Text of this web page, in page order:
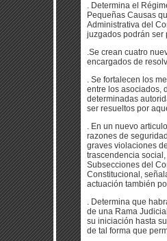
. Determina el
Pequeñas Causas
Administrativa del
juzgados podrán ser
.Se crean cuatro
encargados de
. Se fortalecen los
entre los asociados,
determinadas
ser resueltos por
. En un nuevo
razones de
graves violaciones
trascendencia
Subsecciones del
Constitucional,
actuación también
. Determina que
de una Rama
su iniciación hasta
de tal forma que